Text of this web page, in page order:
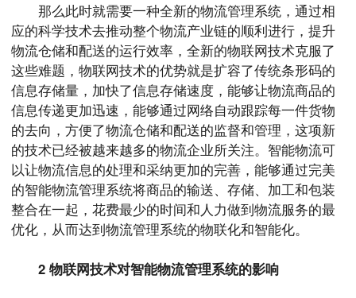
那么此时就需要一种全新的物流管理系统，通过相
应的科学技术去推动整个物流产业链的顺利进行，提升
物流仓储和配送的运行效率，全新的物联网技术克服了
这些难题，物联网技术的优势就是扩容了传统条形码的
信息存储量，加快了信息存储速度，能够让物流商品的
信息传递更加迅速，能够通过网络自动跟踪每一件货物
的去向，方便了物流仓储和配送的监督和管理，这项新
的技术已经被越来越多的物流企业所关注。智能物流可
以让物流信息的处理和采纳更加的完善，能够通过完美
的智能物流管理系统将商品的输送、存储、加工和包装
整合在一起，花费最少的时间和人力做到物流服务的最
优化，从而达到物流管理系统的物联化和智能化。
2 物联网技术对智能物流管理系统的影响